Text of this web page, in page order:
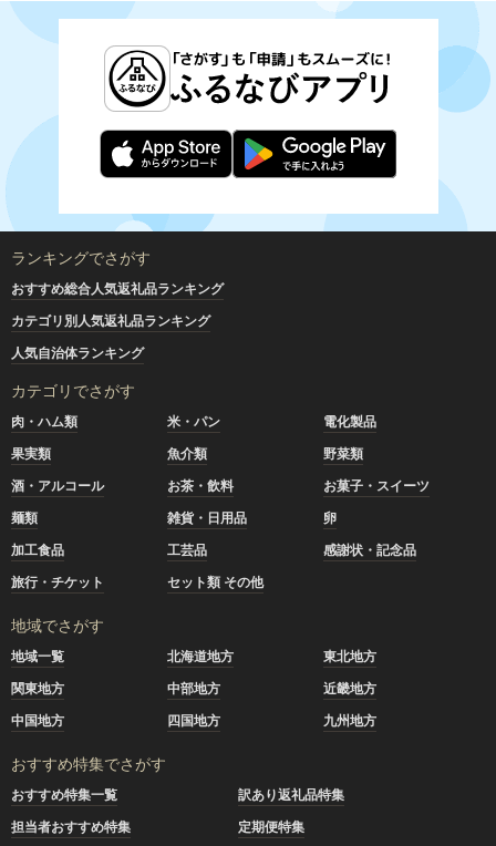
ランキングでさがす
おすすめ総合人気返礼品ランキング
カテゴリ別人気返礼品ランキング
人気自治体ランキング
カテゴリでさがす
肉・ハム類 米・パン
電化製品
果実類
魚介類
野菜類
酒・アルコール
お茶・飲料
お菓子・スイーツ
麺類
雑貨・日用品
卵
加工食品
工芸品
感謝状・記念品
旅行・チケット
セット類 その他
地域でさがす
地域一覧 北海道地方
東北地方
関東地方
中部地方
近畿地方
中国地方
四国地方 九州地方
おすすめ特集でさがす
おすすめ特集一覧
訳あり返礼品特集
担当者おすすめ特集
定期便特集